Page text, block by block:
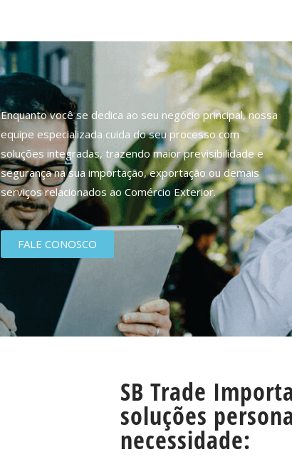
Enquanto você se dedica ao seu negócio principal, nossa
equipe especializada cuida do seu processo com
soluções integradas, trazendo maior previsibilidade e
segurança na sua importação, exportação ou demais
serviços relacionados ao Comércio Exterior.
FALE CONOSCO
SB Trade
soluções
necessidade: